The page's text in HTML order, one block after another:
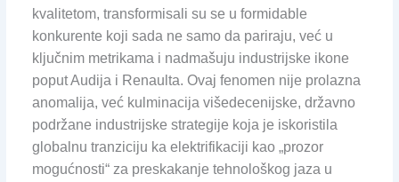
kvalitetom, transformisali su se u formidable
konkurente koji sada ne samo da pariraju, već u
ključnim metrikama i nadmašuju industrijske ikone
poput Audija i Renaulta. Ovaj fenomen nije prolazna
anomalija, već kulminacija višedecenijske, državno
podržane industrijske strategije koja je iskoristila
globalnu tranziciju ka elektrifikaciji kao „prozor
mogućnosti“ za preskakanje tehnološkog jaza u